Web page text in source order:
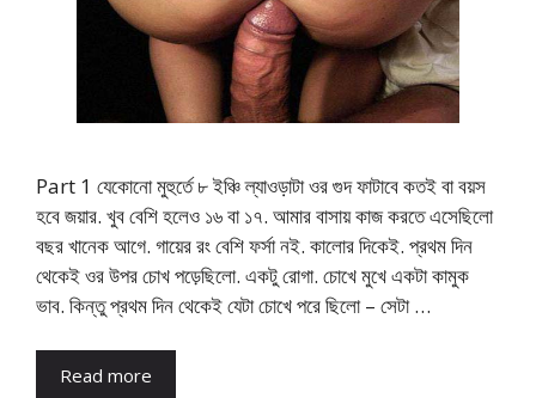
Part 1 যেকোনো মুহুর্তে ৮ ইঞ্চি ল্যাওড়াটা ওর গুদ ফাটাবে কতই বা বয়স
হবে জয়ার. খুব বেশি হলেও ১৬ বা ১৭. আমার বাসায় কাজ করতে এসেছিলো
বছর খানেক আগে. গায়ের রং বেশি ফর্সা নই. কালোর দিকেই. প্রথম দিন
থেকেই ওর উপর চোখ পড়েছিলো. একটু রোগা. চোখে মুখে একটা কামুক
ভাব. কিন্তু প্রথম দিন থেকেই যেটা চোখে পরে ছিলো – সেটা …
Read more